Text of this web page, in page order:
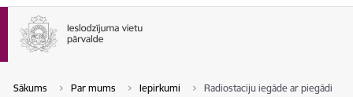
Sākums Par mums Iepirkumi Radiostaciju iegāde ar piegādi